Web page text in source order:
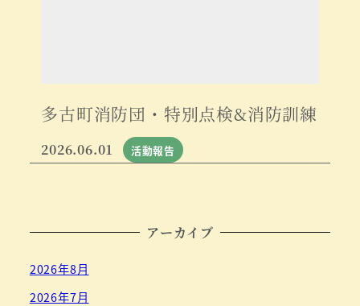
多古町消防団・特別点検&消防訓練
2026.06.01 活動報告
アーカイブ
2026年8月
2026年7月